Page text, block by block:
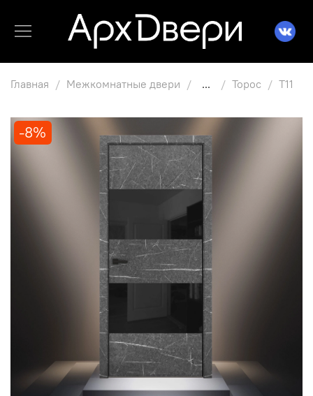
Главная Межкомнатные двери ... Торос T11
-8%